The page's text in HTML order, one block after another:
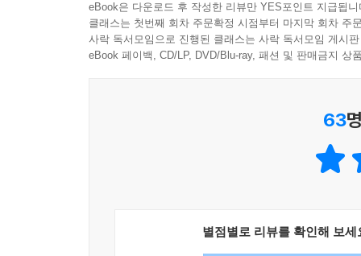
먼저 중금속이란 무엇인지 알아보자. 중금속은
같은 것들이 있지만, 반대로 미량만 들어와도 인
--- pp.107~108
로 돌가루인 셈이다. 대표적인 색을 나타내는 돌
기 때문이다. 대표적으로 식약처에서 지정하여
1부 ‘지키는 화학’에서는 해열제, 방부제, 소독
궁금해하는 점, 제품을 고를 때 기본적으로 알
“방부제는 몸에 나쁘다”는 의심에 대해서는, “
‘밥’에, 유효 성분은 ‘쌀’에 비유, 누구나 쉽게 그
확인하는 방법과 간단한 보관 수칙을 소개한다
휘둘리지 않고 슬기로운 화학 생활을 할 수 있는,
eBook은 다운로드 후 작성한 리뷰만 YES포인트 지급됩니
클래스는 첫번째 회차 주문확정 시점부터 마지막 회차 주
사락 독서모임으로 진행된 클래스는 사락 독서모임 게시
eBook 페이백, CD/LP, DVD/Blu-ray, 패션 및 판매금지 상
63
별점별로 리뷰를 확인해 보세